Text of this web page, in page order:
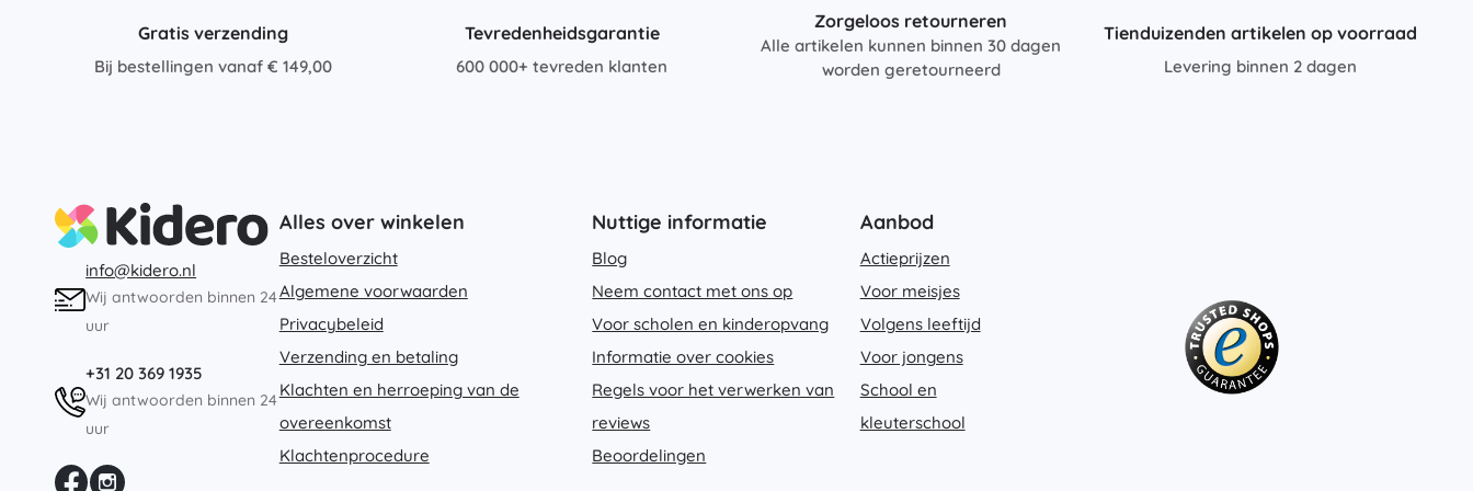
Gratis verzending
Bij bestellingen vanaf € 149,00
Tevredenheidsgarantie
600 000+ tevreden klanten
Zorgeloos retourneren
Alle artikelen kunnen binnen 30 dagen
worden geretourneerd
Tienduizenden artikelen op voorraad
Levering binnen 2 dagen
info@kidero.nl
Wij antwoorden binnen 24
uur
+31 20 369 1935
Wij antwoorden binnen 24
uur
Alles over winkelen
Besteloverzicht
Algemene voorwaarden
Privacybeleid
Verzending en betaling
Klachten en herroeping van de
overeenkomst
Klachtenprocedure
Nuttige informatie
Blog
Neem contact met ons op
Voor scholen en kinderopvang
Informatie over cookies
Regels voor het verwerken van
reviews
Beoordelingen
Aanbod
Actieprijzen
Voor meisjes
Volgens leeftijd
Voor jongens
School en
kleuterschool